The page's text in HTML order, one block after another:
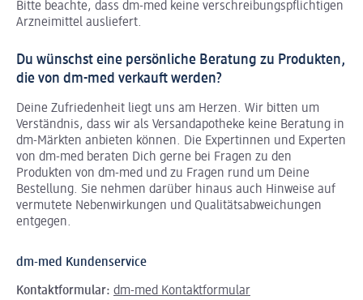
Bitte beachte, dass dm-med keine verschreibungspflichtigen
Arzneimittel ausliefert.
Du wünschst eine persönliche Beratung zu Produkten,
die von dm-med verkauft werden?
Deine Zufriedenheit liegt uns am Herzen. Wir bitten um
Verständnis, dass wir als Versandapotheke keine Beratung in
dm-Märkten anbieten können. Die Expertinnen und Experten
von dm-med beraten Dich gerne bei Fragen zu den
Produkten von dm-med und zu Fragen rund um Deine
Bestellung. Sie nehmen darüber hinaus auch Hinweise auf
vermutete Nebenwirkungen und Qualitätsabweichungen
entgegen.
dm-med Kundenservice
Kontaktformular: dm-med Kontaktformular